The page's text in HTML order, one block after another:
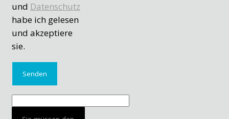
und Datenschutz
habe ich gelesen
und akzeptiere
sie.